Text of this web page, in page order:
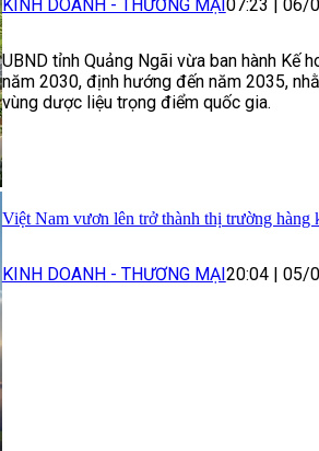
KINH DOANH - THƯƠNG MẠI07:23 | 06/
UBND tỉnh Quảng Ngãi vừa ban hành Kế
năm 2030, định hướng đến năm 2035,
vùng dược liệu trọng điểm quốc gia.
Việt Nam vươn lên trở thành thị trường
KINH DOANH - THƯƠNG MẠI 20:04 05/